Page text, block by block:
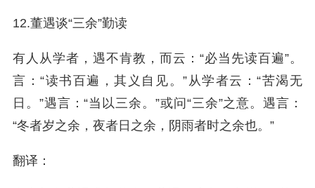
12.董遇谈“三余”勤读
有人从学者，遇不肯教，而云：“必当先读百遍”。
言：“读书百遍，其义自见。”从学者云：“苦渴无
日。”遇言：“当以三余。”或问“三余”之意。遇言：
“冬者岁之余，夜者日之余，阴雨者时之余也。”
翻译：